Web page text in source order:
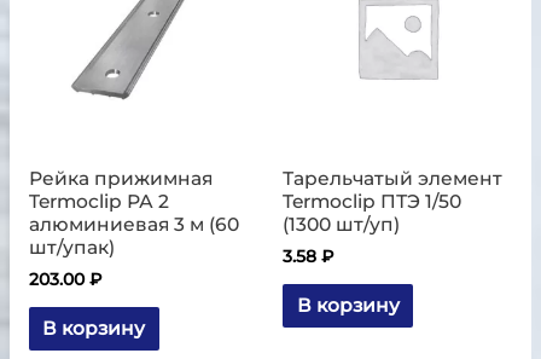
Рейка прижимная
Termoclip РА 2
алюминиевая 3 м (60
шт/упак)
203.00₽
В корзину
Тарельчатый элемент
Termoclip ПТЭ 1/50
(1300 шт/уп)
3.58 ₽
В корзину